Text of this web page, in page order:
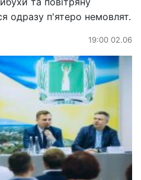
одразу п'ятеро немовлят.
19:00 02.06